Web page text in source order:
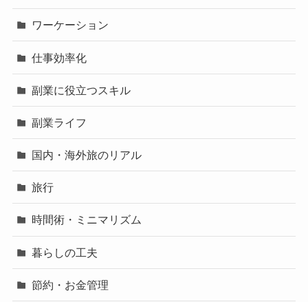
ワーケーション
仕事効率化
副業に役立つスキル
副業ライフ
国内・海外旅のリアル
旅行
時間術・ミニマリズム
暮らしの工夫
節約・お金管理